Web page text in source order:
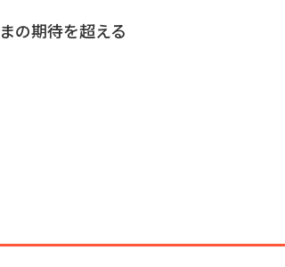
の期待を超える